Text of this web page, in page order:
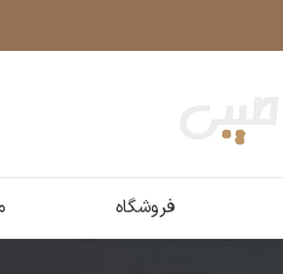
فروشگاه